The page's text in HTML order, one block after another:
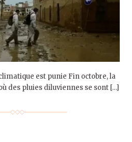
est punie Fin octobre, la
des pluies diluviennes se sont […]